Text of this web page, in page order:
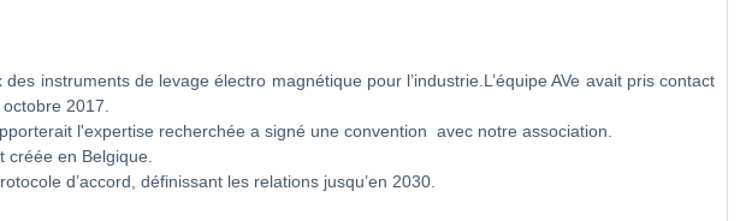
instruments de levage électro magnétique pour l’industrie.L’équipe AVe avait pris contact
2017.
l'expertise recherchée a signé une convention avec notre association.
en Belgique.
d’accord, définissant les relations jusqu’en 2030.